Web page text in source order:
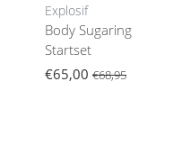
Explosif
Body Sugaring
Startset
€65,00 €68,95